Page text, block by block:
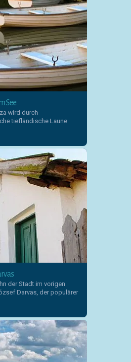
See
wird durch
tiefländische Laune
der Stadt im vorigen
Darvas, der populärer